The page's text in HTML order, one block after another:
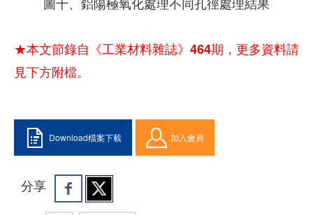
★本文節錄自《工業材料雜誌》464期，更多資料請
見下方附檔。
Download檔案下載 加入會員
分享